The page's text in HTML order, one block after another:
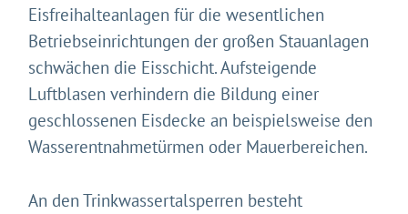
Eisfreihalteanlagen für die wesentlichen
Betriebseinrichtungen der großen Stauanlagen
schwächen die Eisschicht. Aufsteigende
Luftblasen verhindern die Bildung einer
geschlossenen Eisdecke an beispielsweise den
Wasserentnahmetürmen oder Mauerbereichen.
An den Trinkwassertalsperren besteht